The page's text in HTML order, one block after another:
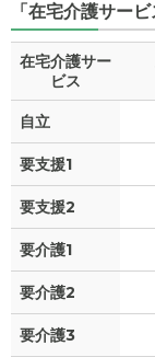
「在宅介護サー
在宅介護サー
ビス
自立
要支援1
要支援2
要介護1
要介護2
要介護3